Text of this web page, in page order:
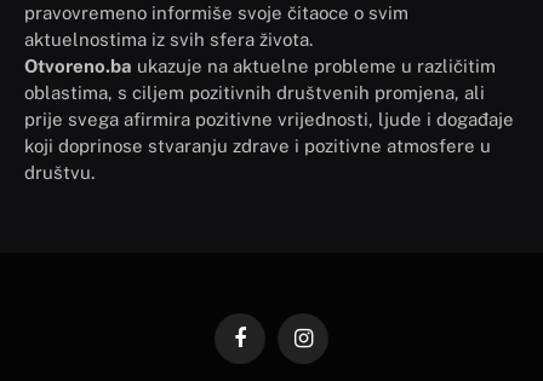
pravovremeno informiše svoje čitaoce o svim
aktuelnostima iz svih sfera života.
Otvoreno.ba ukazuje na aktuelne probleme u različitim
oblastima, s ciljem pozitivnih društvenih promjena, ali
prije svega afirmira pozitivne vrijednosti, ljude i događaje
koji doprinose stvaranju zdrave i pozitivne atmosfere u
društvu.
FacebookInstagram